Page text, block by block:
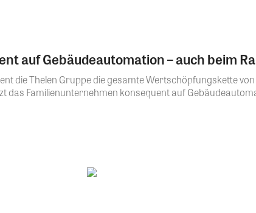
auf Gebäudeautomation – auch beim
die Thelen Gruppe die gesamte Wertschöpfungskette
das Familienunternehmen konsequent auf